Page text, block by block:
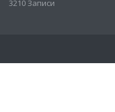
3210 Записи